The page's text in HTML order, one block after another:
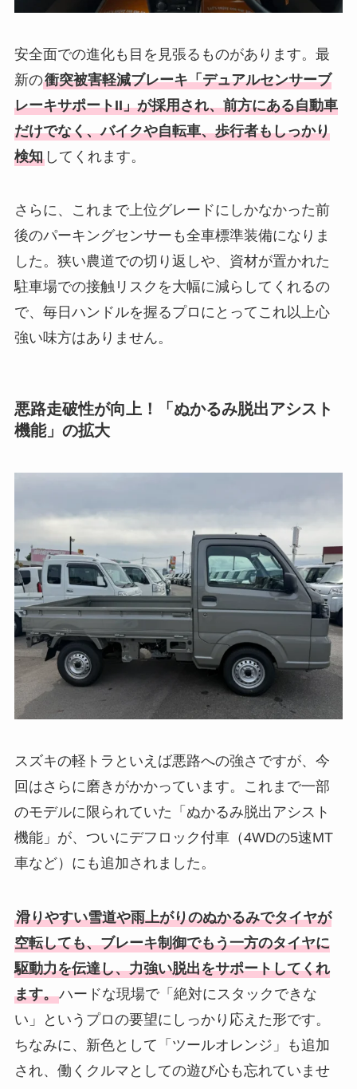
安全面での進化も目を見張るものがあります。最
新の衝突被害軽減ブレーキ「デュアルセンサーブ
レーキサポートII」が採用され、前方にある自動車
だけでなく、バイクや自転車、歩行者もしっかり
検知してくれます。
さらに、これまで上位グレードにしかなかった前
後のパーキングセンサーも全車標準装備になりま
した。狭い農道での切り返しや、資材が置かれた
駐車場での接触リスクを大幅に減らしてくれるの
で、毎日ハンドルを握るプロにとってこれ以上心
強い味方はありません。
悪路走破性が向上！「ぬかるみ脱出アシスト
機能」の拡大
スズキの軽トラといえば悪路への強さですが、今
回はさらに磨きがかかっています。これまで一部
のモデルに限られていた「ぬかるみ脱出アシスト
機能」が、ついにデフロック付車（4WDの5速MT
車など）にも追加されました。
滑りやすい雪道や雨上がりのぬかるみでタイヤが
空転しても、ブレーキ制御でもう一方のタイヤに
駆動力を伝達し、力強い脱出をサポートしてくれ
ます。ハードな現場で「絶対にスタックできな
い」というプロの要望にしっかり応えた形です。
ちなみに、新色として「ツールオレンジ」も追加
され、働くクルマとしての遊び心も忘れていませ